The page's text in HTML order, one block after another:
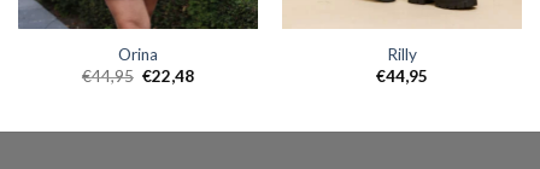
Orina
€44,95 €22,48
Rilly
€44,95